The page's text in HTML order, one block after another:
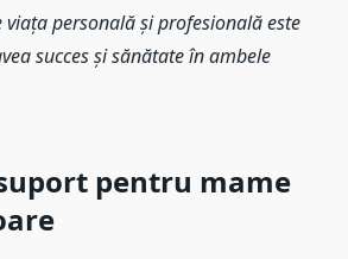
viața personală și profesională este
succes și sănătate în ambele
pentru mame